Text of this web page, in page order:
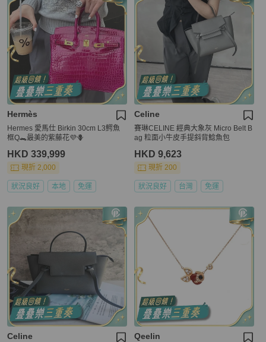
Hermès
Hermes 愛馬仕 Birkin 30cm L3鰐魚
框Q🐊最美的紫藤花💜🪻
HKD 339,999
現折 2,000
狀況良好 本地 免運
Celine
賽琳CELINE 經典大象灰 Micro Belt B
ag 粒面小牛皮手提斜背鯰魚包
HKD 9,623
現折 200
狀況良好 台灣 免運
Celine Qeelin